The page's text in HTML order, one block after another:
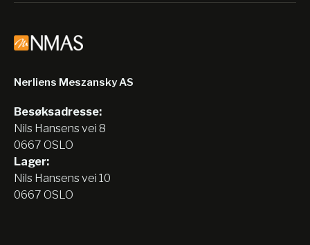
Nerliens Meszansky AS
Besøksadresse:
Nils Hansens vei 8
0667 OSLO
Lager:
Nils Hansens vei 10
0667 OSLO